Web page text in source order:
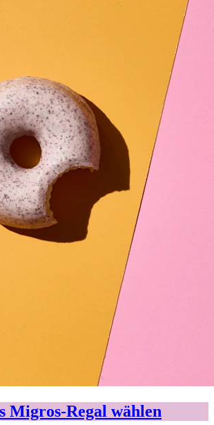
Migros-Regal wählen